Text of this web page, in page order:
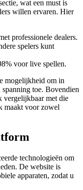
wat een must is
willen ervaren. Hier
professionele dealers.
spelers kunt
voor live spellen.
mogelijkheid om in
spanning toe. Bovendien
vergelijkbaar met die
maakt voor zowel
technologieën om
De website is
apparaten, zodat u